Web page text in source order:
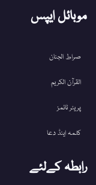
موبائل ایپس
صراط الجنان
القرآن الکریم
پریئر ٹائمز
کلمہ اینڈ دعا
رابطہ کےلئے